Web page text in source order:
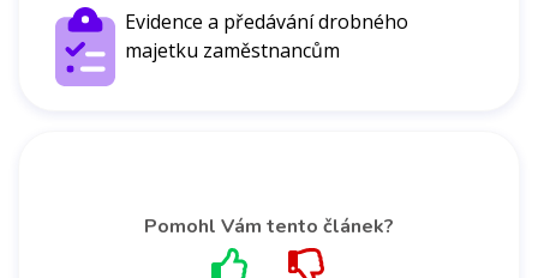
Evidence a předávání drobného
majetku zaměstnancům
Pomohl Vám tento článek?